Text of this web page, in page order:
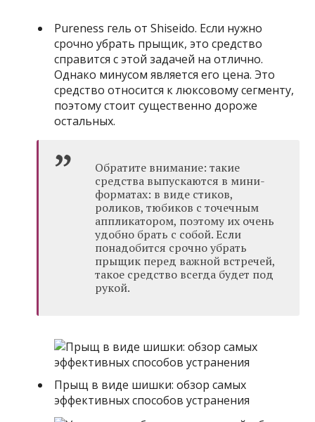
Pureness гель от Shiseido. Если нужно
срочно убрать прыщик, это средство
справится с этой задачей на отлично.
Однако минусом является его цена. Это
средство относится к люксовому сегменту,
поэтому стоит существенно дороже
остальных.
Обратите внимание: такие
средства выпускаются в мини-
форматах: в виде стиков,
роликов, тюбиков с точечным
аппликатором, поэтому их очень
удобно брать с собой. Если
понадобится срочно убрать
прыщик перед важной встречей,
такое средство всегда будет под
рукой.
Прыщ в виде шишки: обзор самых
эффективных способов устранения